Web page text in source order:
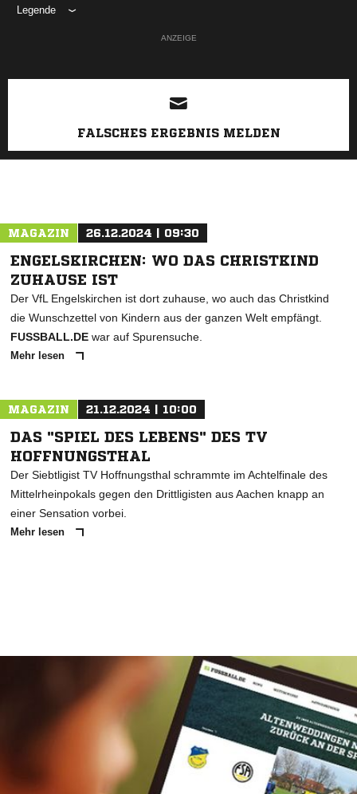
Legende
ANZEIGE
FALSCHES ERGEBNIS MELDEN
MAGAZIN 26.12.2024 | 09:30
ENGELSKIRCHEN: WO DAS CHRISTKIND
ZUHAUSE IST
Der VfL Engelskirchen ist dort zuhause, wo auch das Christkind
die Wunschzettel von Kindern aus der ganzen Welt empfängt.
FUSSBALL.DE war auf Spurensuche.
Mehr lesen
MAGAZIN 21.12.2024 | 10:00
DAS "SPIEL DES LEBENS" DES TV
HOFFNUNGSTHAL
Der Siebtligist TV Hoffnungsthal schrammte im Achtelfinale des
Mittelrheinpokals gegen den Drittligisten aus Aachen knapp an
einer Sensation vorbei.
Mehr lesen